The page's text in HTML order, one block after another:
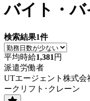
バイト・
検索結果1件
平均時給1,381 円
派遣労働者
UTエージェント株式
ークリフト･クレーン